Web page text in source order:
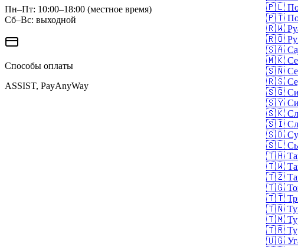
🇵🇱
🇵🇹
🇷🇼
🇷🇴
🇸🇦
🇲🇰
🇸🇳
🇷🇸
🇸🇬
🇸🇾
🇸🇰
🇸🇮
🇸🇩
🇸🇱
🇹🇭
🇹🇼
🇹🇿
🇹🇬
🇹🇹
🇹🇳
🇹🇲
🇹🇷
🇺🇬
Пн–Пт: 10:00–18:00 (местное время)
Сб–Вс: выходной
Способы оплаты
ASSIST, PayAnyWay